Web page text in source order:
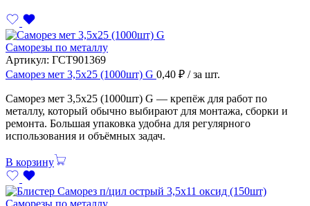
Саморезы по металлу
Артикул: ГСТ901369
Саморез мет 3,5х25 (1000шт) G 0,40 ₽ / за шт.
Саморез мет 3,5х25 (1000шт) G — крепёж для работ по
металлу, который обычно выбирают для монтажа, сборки и
ремонта. Большая упаковка удобна для регулярного
использования и объёмных задач.
В корзину
Саморезы по металлу